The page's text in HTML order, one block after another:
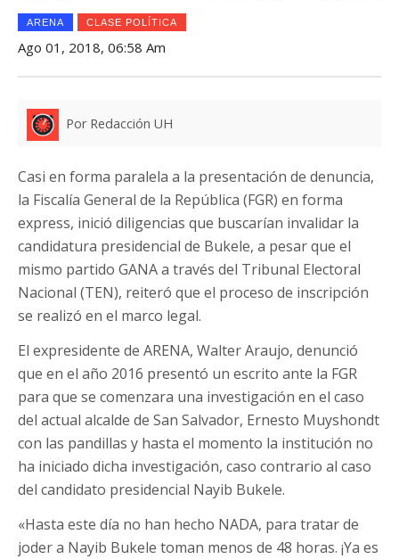
ARENA CLASE POLÍTICA
Ago 01, 2018, 06:58 Am
Por Redacción UH
Casi en forma paralela a la presentación de denuncia,
la Fiscalía General de la República (FGR) en forma
express, inició diligencias que buscarían invalidar la
candidatura presidencial de Bukele, a pesar que el
mismo partido GANA a través del Tribunal Electoral
Nacional (TEN), reiteró que el proceso de inscripción
se realizó en el marco legal.
El expresidente de ARENA, Walter Araujo, denunció
que en el año 2016 presentó un escrito ante la FGR
para que se comenzara una investigación en el caso
del actual alcalde de San Salvador, Ernesto Muyshondt
con las pandillas y hasta el momento la institución no
ha iniciado dicha investigación, caso contrario al caso
del candidato presidencial Nayib Bukele.
«Hasta este día no han hecho NADA, para tratar de
joder a ⁦Nayib Bukele toman menos de 48 horas. ¡Ya es